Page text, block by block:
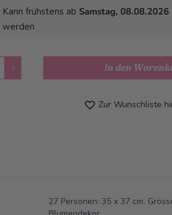
Kann frühstens ab Samstag, 08.08.2026
werden
in den
Zur Wunschliste
27 Personen: 35 x 37 cm.